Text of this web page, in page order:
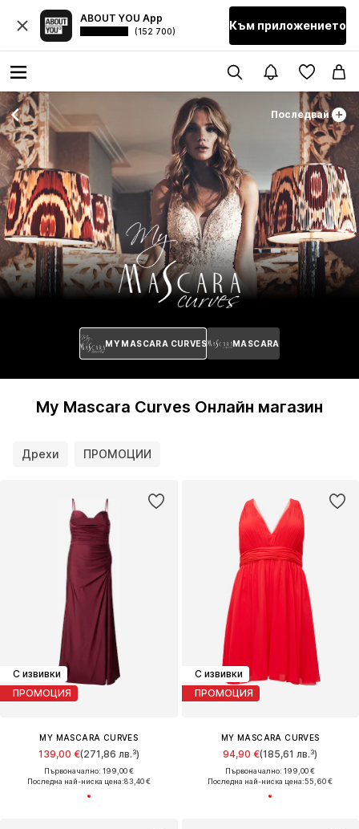
ABOUT YOU App
(152 700) Към приложението
Последвай
MY MASCARA CURVES MASCARA
My Mascara Curves Онлайн магазин
Дрехи ПРОМОЦИИ
С извивки
ПРОМОЦИЯ
MY MASCARA CURVES
139,00 €(271,86 лв.³)
Първоначално: 199,00 €
Последна най-ниска цена:83,40 €
С извивки
ПРОМОЦИЯ
MY MASCARA CURVES
94,90 €(185,61 лв.³)
Първоначално: 199,00 €
Последна най-ниска цена:55,60 €